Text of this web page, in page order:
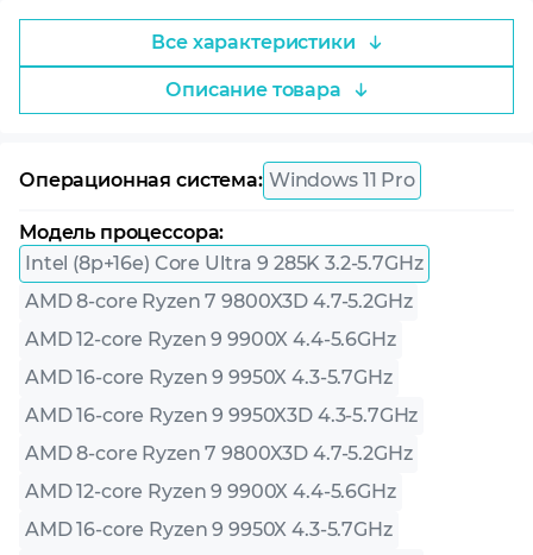
Все характеристики
Описание товара
Операционная система: Windows 11 Pro
Модель процессора:
Intel (8p+16e) Core Ultra 9 285K 3.2-5.7GHz
AMD 8-core Ryzen 7 9800X3D 4.7-5.2GHz
AMD 12-core Ryzen 9 9900X 4.4-5.6GHz
AMD 16-core Ryzen 9 9950X 4.3-5.7GHz
AMD 16-core Ryzen 9 9950X3D 4.3-5.7GHz
AMD 8-core Ryzen 7 9800X3D 4.7-5.2GHz
AMD 12-core Ryzen 9 9900X 4.4-5.6GHz
AMD 16-core Ryzen 9 9950X 4.3-5.7GHz